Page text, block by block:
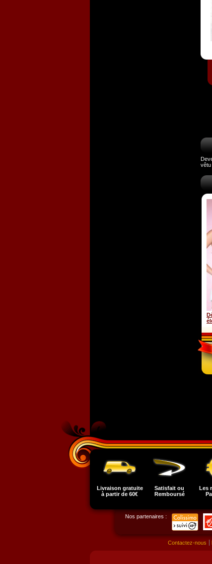
vêtu
Livraison gratuite
à partir de 60€
Satisfait ou
Remboursé
Les
Nos partenaires :
Contactez-nous